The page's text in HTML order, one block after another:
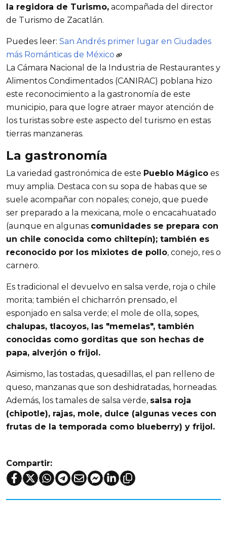
la regidora de Turismo, acompañada del director
de Turismo de Zacatlán.
Puedes leer: San Andrés primer lugar en Ciudades
más Románticas de México
La Cámara Nacional de la Industria de Restaurantes y
Alimentos Condimentados (CANIRAC) poblana hizo
este reconocimiento a la gastronomía de este
municipio, para que logre atraer mayor atención de
los turistas sobre este aspecto del turismo en estas
tierras manzaneras.
La gastronomía
La variedad gastronómica de este Pueblo Mágico es
muy amplia. Destaca con su sopa de habas que se
suele acompañar con nopales; conejo, que puede
ser preparado a la mexicana, mole o encacahuatado
(aunque en algunas comunidades se prepara con
un chile conocida como chiltepín); también es
reconocido por los mixiotes de pollo, conejo, res o
carnero.
Es tradicional el devuelvo en salsa verde, roja o chile
morita; también el chicharrón prensado, el
esponjado en salsa verde; el mole de olla, sopes,
chalupas, tlacoyos, las "memelas", también
conocidas como gorditas que son hechas de
papa, alverjón o frijol.
Asimismo, las tostadas, quesadillas, el pan relleno de
queso, manzanas que son deshidratadas, horneadas.
Además, los tamales de salsa verde, salsa roja
(chipotle), rajas, mole, dulce (algunas veces con
frutas de la temporada como blueberry) y frijol.
Compartir: